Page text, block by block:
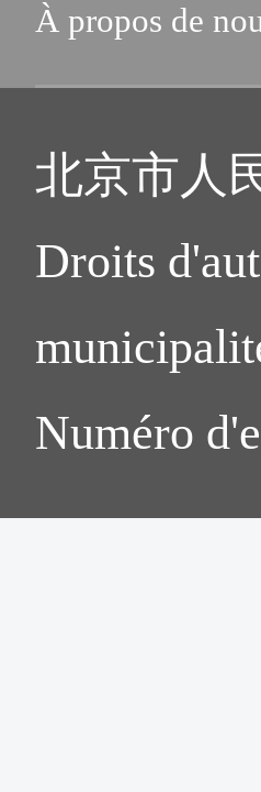
À propos de
北京市人
Droits
Numéro